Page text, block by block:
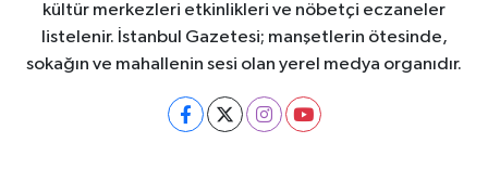
kültür merkezleri etkinlikleri ve nöbetçi eczaneler
listelenir. İstanbul Gazetesi; manşetlerin ötesinde,
sokağın ve mahallenin sesi olan yerel medya organıdır.